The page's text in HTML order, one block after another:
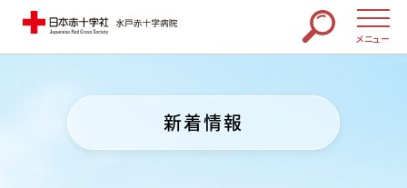
メニュー
新着情報